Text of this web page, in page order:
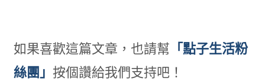
如果喜歡這篇文章，也請幫 「點子生活粉
絲團」 按個讚給我們支持吧！